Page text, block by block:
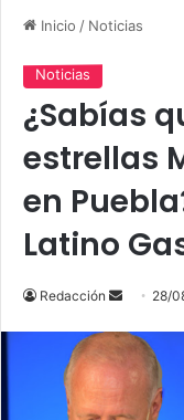
Inicio / Noticias
Noticias
¿Sabías
estrellas
en
Latino
Redacción
Send
email
28/